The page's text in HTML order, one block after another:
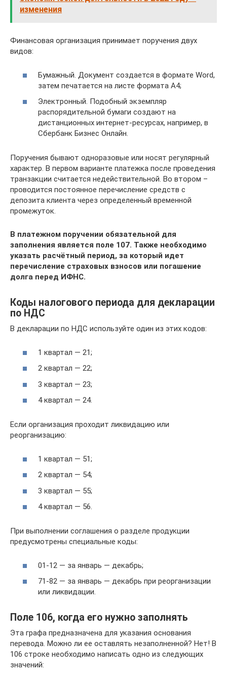
изменения
Финансовая организация принимает поручения двух
видов:
Бумажный. Документ создается в формате Word,
затем печатается на листе формата А4;
Электронный. Подобный экземпляр
распорядительной бумаги создают на
дистанционных интернет-ресурсах, например, в
Сбербанк Бизнес Онлайн.
Поручения бывают одноразовые или носят регулярный
характер. В первом варианте платежка после проведения
транзакции считается недействительной. Во втором –
проводится постоянное перечисление средств с
депозита клиента через определенный временной
промежуток.
В платежном поручении обязательной для
заполнения является поле 107. Также необходимо
указать расчётный период, за который идет
перечисление страховых взносов или погашение
долга перед ИФНС.
Коды налогового периода для декларации
по НДС
В декларации по НДС используйте один из этих кодов:
1 квартал — 21;
2 квартал — 22;
3 квартал — 23;
4 квартал — 24.
Если организация проходит ликвидацию или
реорганизацию:
1 квартал — 51;
2 квартал — 54;
3 квартал — 55;
4 квартал — 56.
При выполнении соглашения о разделе продукции
предусмотрены специальные коды:
01-12 — за январь — декабрь;
71-82 — за январь — декабрь при реорганизации
или ликвидации.
Поле 106, когда его нужно заполнять
Эта графа предназначена для указания основания
перевода. Можно ли ее оставлять незаполненной? Нет! В
106 строке необходимо написать одно из следующих
значений: